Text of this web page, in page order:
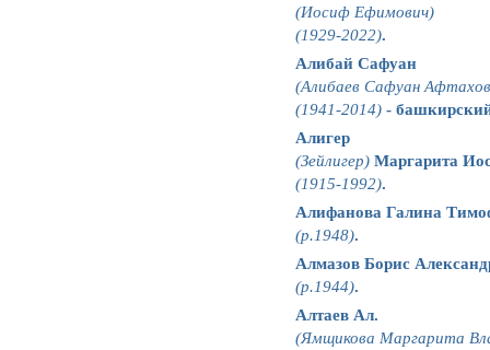
(Иосиф Ефимович)
(1929-2022).
Алибай Сафуан
(Алибаев Сафуан
(1941-2014) -
Алигер
(Зейлигер) Маргарита
(1915-1992).
Алифанова Галина
(р.1948).
Алмазов Борис
(р.1944).
Алтаев Ал.
(Ямщикова Маргарита